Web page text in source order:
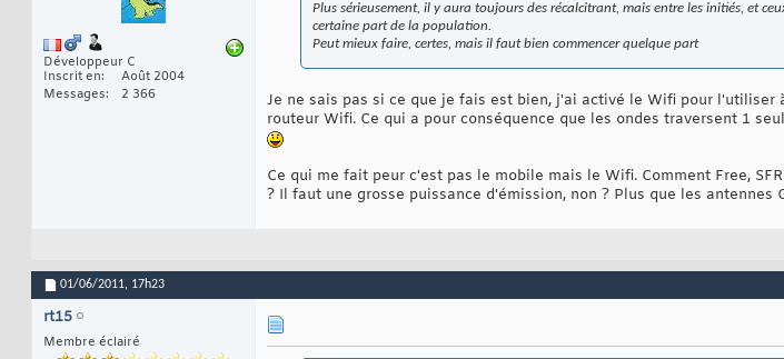
Développeur C
Inscrit en
Août 2004
Messages
2 366
Plus sérieusement, il y aura toujours des récalcitrant, mais entre les initiés, et
certaine part de la population.
Peut mieux faire, certes, mais il faut bien commencer quelque part
Je ne sais pas si ce que je fais est bien, j'ai activé le Wifi pour
routeur Wifi. Ce qui a pour conséquence que les ondes traversent 1
Ce qui me fait peur c'est pas le mobile mais le Wifi. Comment Free,
? Il faut une grosse puissance d'émission, non ? Plus que les antennes
01/06/2011, 17h23
rt15
Membre éclairé